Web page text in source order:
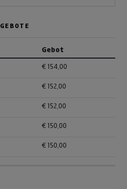
GEBOTE
Gebot
€ 154,00
€ 152,00
€ 152,00
€ 150,00
€ 150,00